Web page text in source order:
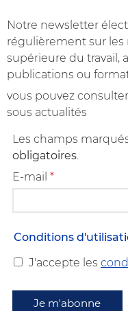
Notre newsletter
régulièrement sur les
supérieure du travail,
publications ou
vous pouvez
sous actualités
Les champs
obligatoires.
E-mail *
Conditions
J'accepte les
Je m'abonne